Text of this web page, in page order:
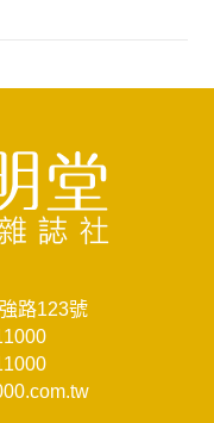
路123號